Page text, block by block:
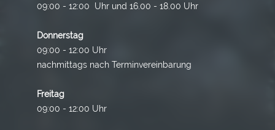
09:00 - 12:00 Uhr und 16.00 - 18.00 Uhr
Donnerstag
09:00 - 12:00 Uhr
nachmittags nach Terminvereinbarung
Freitag
09:00 - 12:00 Uhr